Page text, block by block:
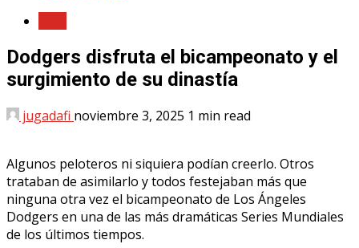
Dodgers disfruta el bicampeonato y el
surgimiento de su dinastía
jugadafi noviembre 3, 2025 1 min read
Algunos peloteros ni siquiera podían creerlo. Otros
trataban de asimilarlo y todos festejaban más que
ninguna otra vez el bicampeonato de Los Ángeles
Dodgers en una de las más dramáticas Series Mundiales
de los últimos tiempos.